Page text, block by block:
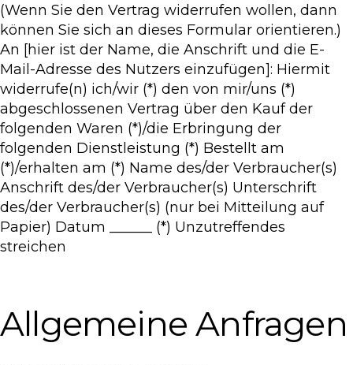
(Wenn Sie den Vertrag widerrufen wollen, dann
können Sie sich an dieses Formular orientieren.)
An [hier ist der Name, die Anschrift und die E-
Mail-Adresse des Nutzers einzufügen]: Hiermit
widerrufe(n) ich/wir (*) den von mir/uns (*)
abgeschlossenen Vertrag über den Kauf der
folgenden Waren (*)/die Erbringung der
folgenden Dienstleistung (*) Bestellt am
(*)/erhalten am (*) Name des/der Verbraucher(s)
Anschrift des/der Verbraucher(s) Unterschrift
des/der Verbraucher(s) (nur bei Mitteilung auf
Papier) Datum ______ (*) Unzutreffendes
streichen
Allgemeine Anfragen